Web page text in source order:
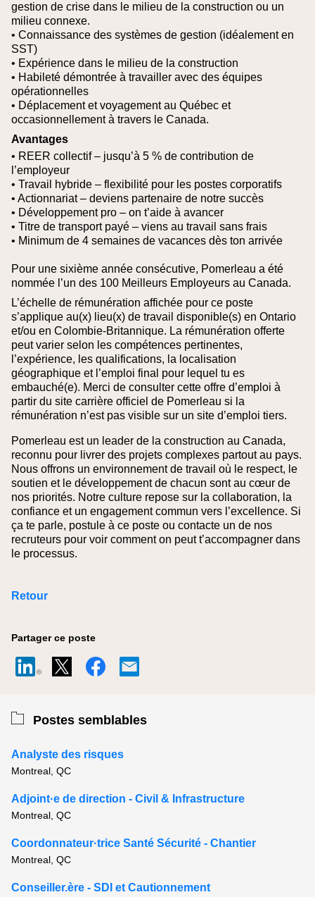
gestion de crise dans le milieu de la construction ou un
milieu connexe.
• Connaissance des systèmes de gestion (idéalement en
SST)
• Expérience dans le milieu de la construction
• Habileté démontrée à travailler avec des équipes
opérationnelles
• Déplacement et voyagement au Québec et
occasionnellement à travers le Canada.
Avantages
• REER collectif – jusqu’à 5 % de contribution de
l’employeur
• Travail hybride – flexibilité pour les postes corporatifs
• Actionnariat – deviens partenaire de notre succès
• Développement pro – on t’aide à avancer
• Titre de transport payé – viens au travail sans frais
• Minimum de 4 semaines de vacances dès ton arrivée
Pour une sixième année consécutive, Pomerleau a été
nommée l’un des 100 Meilleurs Employeurs au Canada.
L’échelle de rémunération affichée pour ce poste
s’applique au(x) lieu(x) de travail disponible(s) en Ontario
et/ou en Colombie‑Britannique. La rémunération offerte
peut varier selon les compétences pertinentes,
l’expérience, les qualifications, la localisation
géographique et l’emploi final pour lequel tu es
embauché(e). Merci de consulter cette offre d’emploi à
partir du site carrière officiel de Pomerleau si la
rémunération n’est pas visible sur un site d’emploi tiers.
Pomerleau est un leader de la construction au Canada,
reconnu pour livrer des projets complexes partout au pays.
Nous offrons un environnement de travail où le respect, le
soutien et le développement de chacun sont au cœur de
nos priorités. Notre culture repose sur la collaboration, la
confiance et un engagement commun vers l’excellence. Si
ça te parle, postule à ce poste ou contacte un de nos
recruteurs pour voir comment on peut t’accompagner dans
le processus.
Retour
Partager ce poste
Postes semblables
Analyste des risques
Montreal, QC
Adjoint·e de direction - Civil & Infrastructure
Montreal, QC
Coordonnateur·trice Santé Sécurité - Chantier
Montreal, QC
Conseiller.ère - SDI et Cautionnement